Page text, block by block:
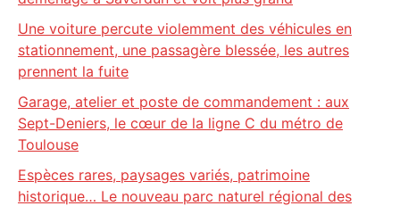
Une voiture percute violemment des véhicules en
stationnement, une passagère blessée, les autres
prennent la fuite
Garage, atelier et poste de commandement : aux
Sept-Deniers, le cœur de la ligne C du métro de
Toulouse
Espèces rares, paysages variés, patrimoine
historique… Le nouveau parc naturel régional des